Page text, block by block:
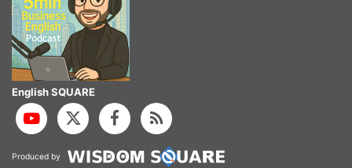
English SQUARE
Produced by